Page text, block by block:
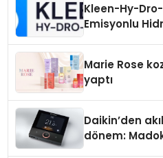
Kleen-Hy-Dro-
Emisyonlu
Marie Rose
yaptı
Daikin’den
dönem: